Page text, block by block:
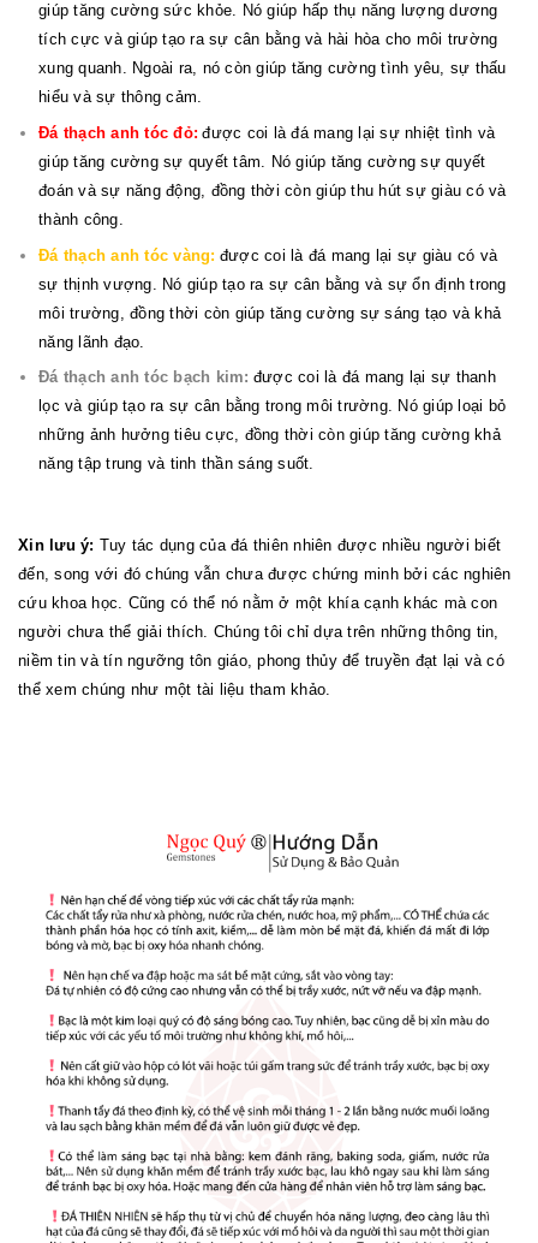
giúp tăng cường sức khỏe. Nó giúp hấp thụ năng lượng dương
tích cực và giúp tạo ra sự cân bằng và hài hòa cho môi trường
xung quanh. Ngoài ra, nó còn giúp tăng cường tình yêu, sự thấu
hiểu và sự thông cảm.
Đá thạch anh tóc đỏ: được coi là đá mang lại sự nhiệt tình và
giúp tăng cường sự quyết tâm. Nó giúp tăng cường sự quyết
đoán và sự năng động, đồng thời còn giúp thu hút sự giàu có và
thành công.
Đá thạch anh tóc vàng: được coi là đá mang lại sự giàu có và
sự thịnh vượng. Nó giúp tạo ra sự cân bằng và sự ổn định trong
môi trường, đồng thời còn giúp tăng cường sự sáng tạo và khả
năng lãnh đạo.
Đá thạch anh tóc bạch kim: được coi là đá mang lại sự thanh
lọc và giúp tạo ra sự cân bằng trong môi trường. Nó giúp loại bỏ
những ảnh hưởng tiêu cực, đồng thời còn giúp tăng cường khả
năng tập trung và tinh thần sáng suốt.
Xin lưu ý: Tuy tác dụng của đá thiên nhiên được nhiều người biết
đến, song với đó chúng vẫn chưa được chứng minh bởi các nghiên
cứu khoa học. Cũng có thể nó nằm ở một khía cạnh khác mà con
người chưa thể giải thích. Chúng tôi chỉ dựa trên những thông tin,
niềm tin và tín ngưỡng tôn giáo, phong thủy để truyền đạt lại và có
thể xem chúng như một tài liệu tham khảo.